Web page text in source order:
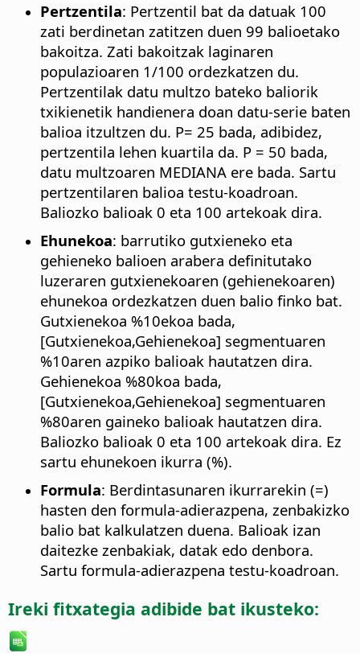
Pertzentila: Pertzentil bat da datuak 100
zati berdinetan zatitzen duen 99 balioetako
bakoitza. Zati bakoitzak laginaren
populazioaren 1/100 ordezkatzen du.
Pertzentilak datu multzo bateko baliorik
txikienetik handienera doan datu-serie baten
balioa itzultzen du. P= 25 bada, adibidez,
pertzentila lehen kuartila da. P = 50 bada,
datu multzoaren MEDIANA ere bada. Sartu
pertzentilaren balioa testu-koadroan.
Baliozko balioak 0 eta 100 artekoak dira.
Ehunekoa: barrutiko gutxieneko eta
gehieneko balioen arabera definitutako
luzeraren gutxienekoaren (gehienekoaren)
ehunekoa ordezkatzen duen balio finko bat.
Gutxienekoa %10ekoa bada,
[Gutxienekoa,Gehienekoa] segmentuaren
%10aren azpiko balioak hautatzen dira.
Gehienekoa %80koa bada,
[Gutxienekoa,Gehienekoa] segmentuaren
%80aren gaineko balioak hautatzen dira.
Baliozko balioak 0 eta 100 artekoak dira. Ez
sartu ehunekoen ikurra (%).
Formula: Berdintasunaren ikurrarekin (=)
hasten den formula-adierazpena, zenbakizko
balio bat kalkulatzen duena. Balioak izan
daitezke zenbakiak, datak edo denbora.
Sartu formula-adierazpena testu-koadroan.
Ireki fitxategia adibide bat ikusteko: